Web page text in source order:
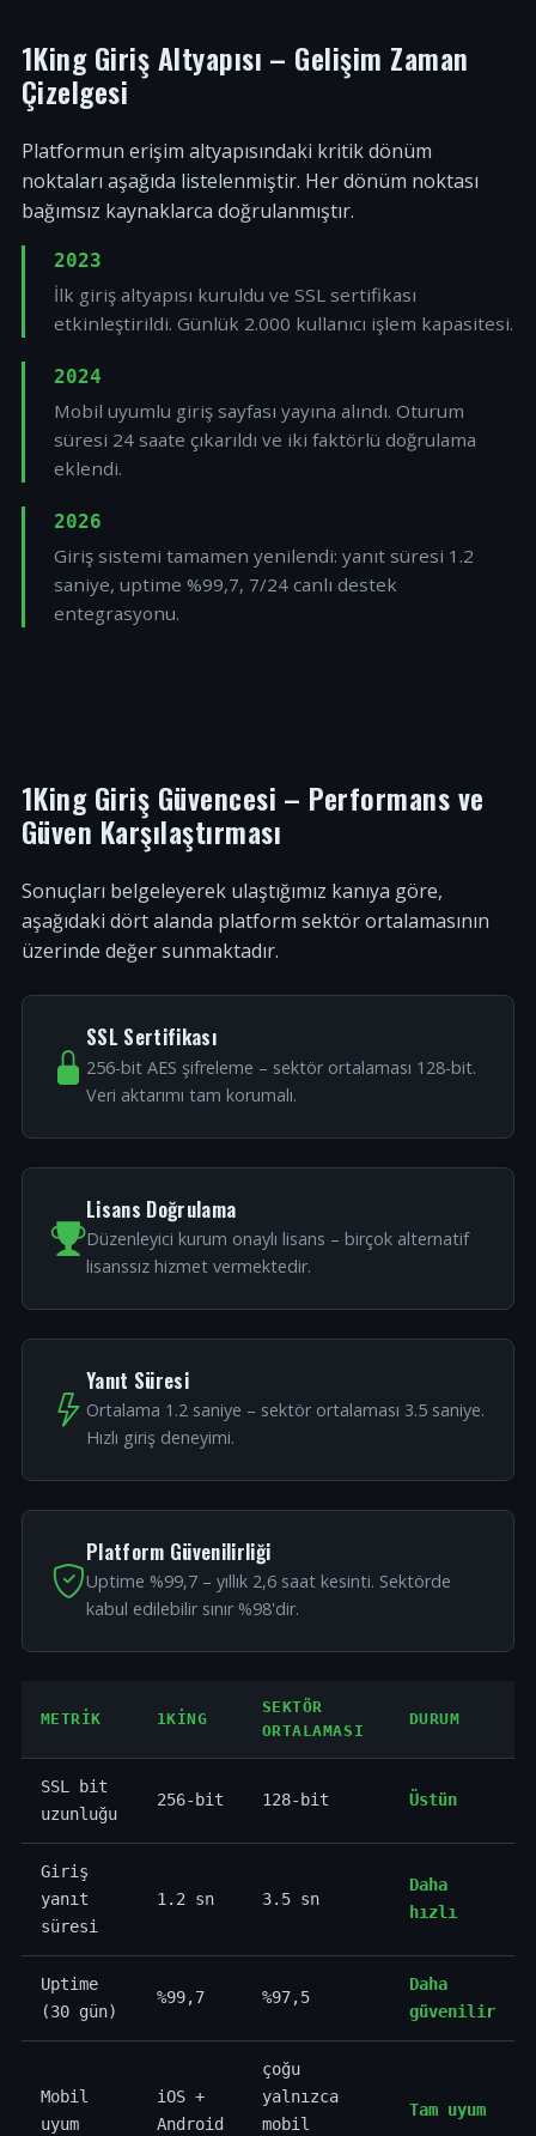
1King Giriş Altyapısı – Gelişim Zaman
Çizelgesi
Platformun erişim altyapısındaki kritik dönüm
noktaları aşağıda listelenmiştir. Her dönüm noktası
bağımsız kaynaklarca doğrulanmıştır.
2023
İlk giriş altyapısı kuruldu ve SSL sertifikası
etkinleştirildi. Günlük 2.000 kullanıcı işlem kapasitesi.
2024
Mobil uyumlu giriş sayfası yayına alındı. Oturum
süresi 24 saate çıkarıldı ve iki faktörlü doğrulama
eklendi.
2026
Giriş sistemi tamamen yenilendi: yanıt süresi 1.2
saniye, uptime %99,7, 7/24 canlı destek
entegrasyonu.
1King Giriş Güvencesi – Performans ve
Güven Karşılaştırması
Sonuçları belgeleyerek ulaştığımız kanıya göre,
aşağıdaki dört alanda platform sektör ortalamasının
üzerinde değer sunmaktadır.
SSL Sertifikası
256-bit AES şifreleme – sektör ortalaması 128-bit.
Veri aktarımı tam korumalı.
Lisans Doğrulama
Düzenleyici kurum onaylı lisans – birçok alternatif
lisanssız hizmet vermektedir.
Yanıt Süresi
Ortalama 1.2 saniye – sektör ortalaması 3.5 saniye.
Hızlı giriş deneyimi.
Platform Güvenilirliği
Uptime %99,7 – yıllık 2,6 saat kesinti. Sektörde
kabul edilebilir sınır %98'dir.
METRIK 1KING
SEKTÖR
ORTALAMASI
DURUM
SSL bit
uzunluğu
256-bit 128-bit Üstün
Giriş
yanıt
süresi
1.2 sn 3.5 sn
Daha
hızlı
Uptime
(30 gün)
%99,7 %97,5
Daha
güvenilir
Mobil
uyum
iOS +
Android
çoğu
yalnızca
mobil
Tam uyum